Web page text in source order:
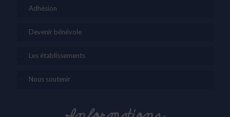
Adhésion
Devenir bénévole
Les établissements
Nous soutenir